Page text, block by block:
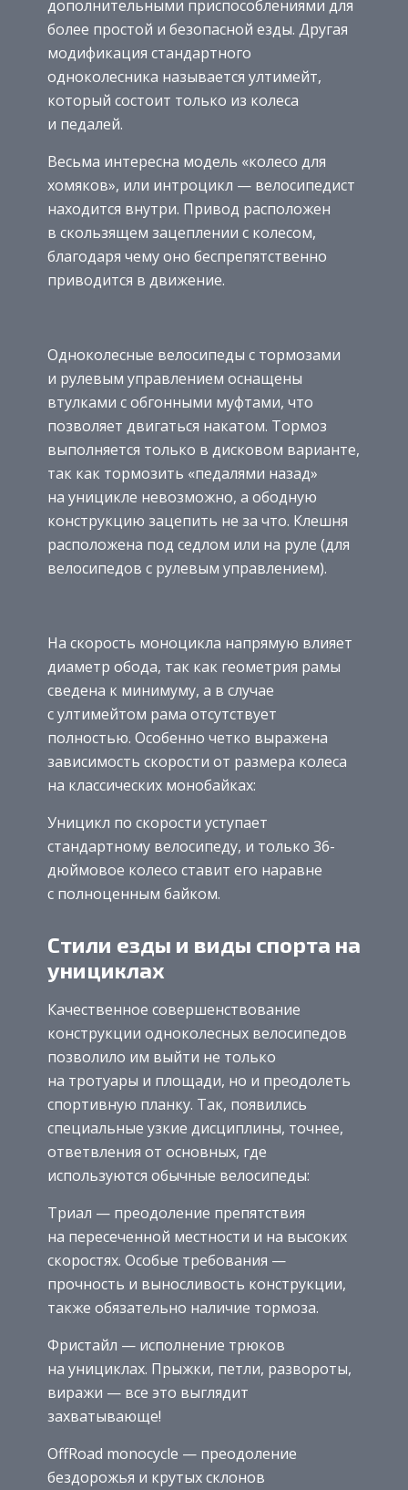
дополнительными приспособлениями для
более простой и безопасной езды. Другая
модификация стандартного
одноколесника называется ултимейт,
который состоит только из колеса
и педалей.
Весьма интересна модель «колесо для
хомяков», или интроцикл — велосипедист
находится внутри. Привод расположен
в скользящем зацеплении с колесом,
благодаря чему оно беспрепятственно
приводится в движение.
Одноколесные велосипеды с тормозами
и рулевым управлением оснащены
втулками с обгонными муфтами, что
позволяет двигаться накатом. Тормоз
выполняется только в дисковом варианте,
так как тормозить «педалями назад»
на уницикле невозможно, а ободную
конструкцию зацепить не за что. Клешня
расположена под седлом или на руле (для
велосипедов с рулевым управлением).
На скорость моноцикла напрямую влияет
диаметр обода, так как геометрия рамы
сведена к минимуму, а в случае
с ултимейтом рама отсутствует
полностью. Особенно четко выражена
зависимость скорости от размера колеса
на классических монобайках:
Уницикл по скорости уступает
стандартному велосипеду, и только 36-
дюймовое колесо ставит его наравне
с полноценным байком.
Стили езды и виды спорта на
унициклах
Качественное совершенствование
конструкции одноколесных велосипедов
позволило им выйти не только
на тротуары и площади, но и преодолеть
спортивную планку. Так, появились
специальные узкие дисциплины, точнее,
ответвления от основных, где
используются обычные велосипеды:
Триал — преодоление препятствия
на пересеченной местности и на высоких
скоростях. Особые требования —
прочность и выносливость конструкции,
также обязательно наличие тормоза.
Фристайл — исполнение трюков
на унициклах. Прыжки, петли, развороты,
виражи — все это выглядит
захватывающе!
OffRoad monocycle — преодоление
бездорожья и крутых склонов